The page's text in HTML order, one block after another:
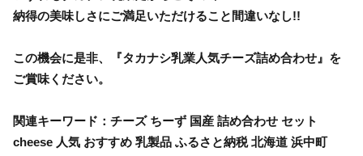
納得の美味しさにご満足いただけること間違いなし!!
この機会に是非、『タカナシ乳業人気チーズ詰め合わせ』を
ご賞味ください。
関連キーワード：チーズ ちーず 国産 詰め合わせ セット
cheese 人気 おすすめ 乳製品 ふるさと納税 北海道 浜中町